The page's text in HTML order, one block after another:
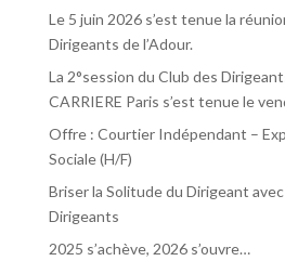
Le 5 juin 2026 s’est tenue la
Dirigeants de l’Adour.
La 2°session du Club des
CARRIERE Paris s’est tenue le
Offre : Courtier Indépendant –
Sociale (H/F)
Briser la Solitude du Dirigeant
Dirigeants
2025 s’achève, 2026 s’ouvre…